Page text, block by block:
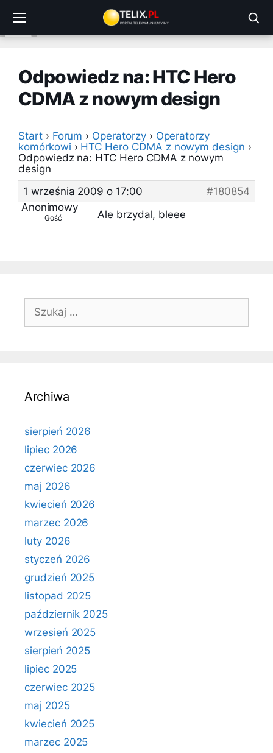
treści
Odpowiedz na: HTC Hero
CDMA z nowym design
Start › Forum › Operatorzy › Operatorzy
komórkowi › HTC Hero CDMA z nowym design ›
Odpowiedz na: HTC Hero CDMA z nowym
design
1 września 2009 o 17:00
#180854
Anonimowy
Gość Ale brzydal, bleee
Szukaj:
Archiwa
sierpień 2026
lipiec 2026
czerwiec 2026
maj 2026
kwiecień 2026
marzec 2026
luty 2026
styczeń 2026
grudzień 2025
listopad 2025
październik 2025
wrzesień 2025
sierpień 2025
lipiec 2025
czerwiec 2025
maj 2025
kwiecień 2025
marzec 2025